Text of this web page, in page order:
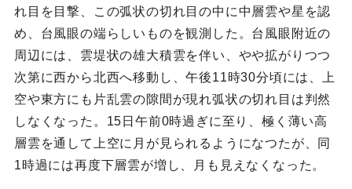
れ目を目撃、この弧状の切れ目の中に中層雲や星を認
め、台風眼の端らしいものを観測した。台風眼附近の
周辺には、雲堤状の雄大積雲を伴い、やや拡がりつつ
次第に西から北西へ移動し、午後11時30分頃には、上
空や東方にも片乱雲の隙間が現れ弧状の切れ目は判然
しなくなった。15日午前0時過ぎに至り、極く薄い高
層雲を通して上空に月が見られるようになつたが、同
1時過には再度下層雲が増し、月も見えなくなった。